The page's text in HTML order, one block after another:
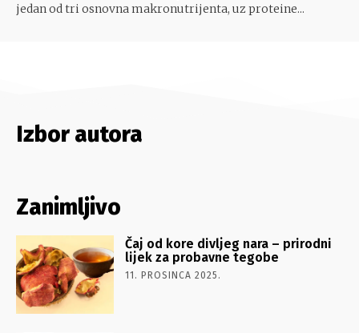
jedan od tri osnovna makronutrijenta, uz proteine...
Izbor autora
Zanimljivo
Čaj od kore divljeg nara – prirodni
lijek za probavne tegobe
11. PROSINCA 2025.